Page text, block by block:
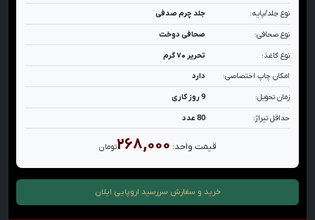
نوع جلد/پایه: جلد چرم صدفی
نوع صحافی: صحافی دوخت
نوع کاغذ: تحریر ۷۰ گرم
امکان چاپ اختصاصی: دارد
زمان تحویل: 9 روز کاری
حداقل تیراژ: 80 عدد
قیمت واحد: ۲۶۸,۰۰۰تومان
خرید و سفارش سررسید اروپایی ایلان